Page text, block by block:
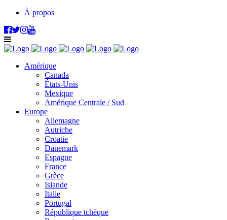
À propos
Amérique
Canada
États-Unis
Mexique
Amérique Centrale / Sud
Europe
Allemagne
Autriche
Croatie
Danemark
Espagne
France
Grèce
Islande
Italie
Portugal
République tchèque